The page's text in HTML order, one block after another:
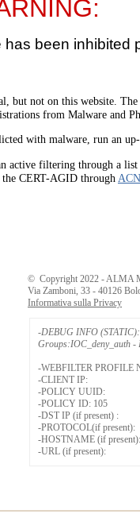
been
but not on this website.
from Malware and
with malware, run an
active filtering through a
the CERT-AGID through
© Copyright 2022 - ALMA
Via Zamboni, 33 - 40126
Informativa sulla Privacy
-DEBUG INFO (STATIC):
Groups:IOC_deny_auth -
-WEBFILTER PROFILE
-CLIENT IP:
-POLICY UUID:
-POLICY ID: 105
-DST IP (if present) :
-PROTOCOL(if present):
-HOSTNAME (if present):
-URL (if present):